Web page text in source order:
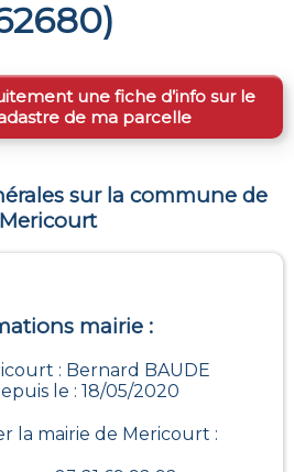
)
une fiche d’info sur le
de ma parcelle
sur la commune de
Mericourt
mairie :
: Bernard BAUDE
le : 18/05/2020
la mairie de Mericourt :